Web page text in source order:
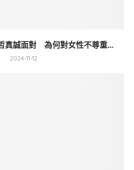
真誠面對 為何對女性不尊重...
2024-11-12